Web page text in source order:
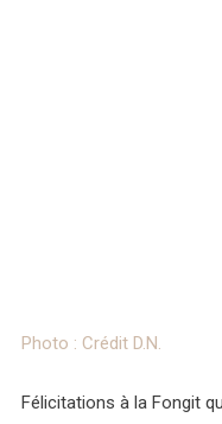
Photo : Crédit D.N.
Félicitations à la Fongit